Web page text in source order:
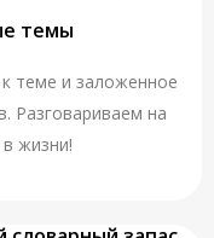
темы
к теме и заложенное
Разговариваем на
жизни!